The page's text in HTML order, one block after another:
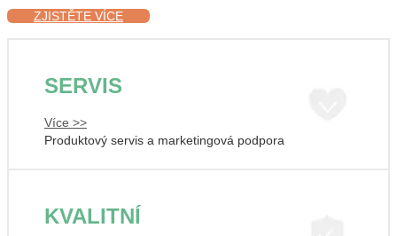
ZJISTĚTE VÍCE
SERVIS
Více >>
Produktový servis a marketingová podpora
KVALITNÍ